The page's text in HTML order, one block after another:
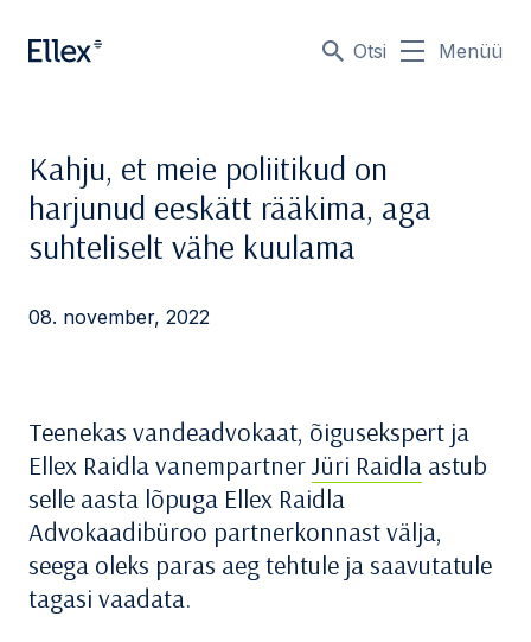
Otsi Menüü
Kahju, et meie poliitikud on
harjunud eeskätt rääkima, aga
suhteliselt vähe kuulama
08. november, 2022
Teenekas vandeadvokaat, õigusekspert ja
Ellex Raidla vanempartnerJüri Raidla astub
selle aasta lõpuga Ellex Raidla
Advokaadibüroo partnerkonnast välja,
seega oleks paras aeg tehtule ja saavutatule
tagasi vaadata.